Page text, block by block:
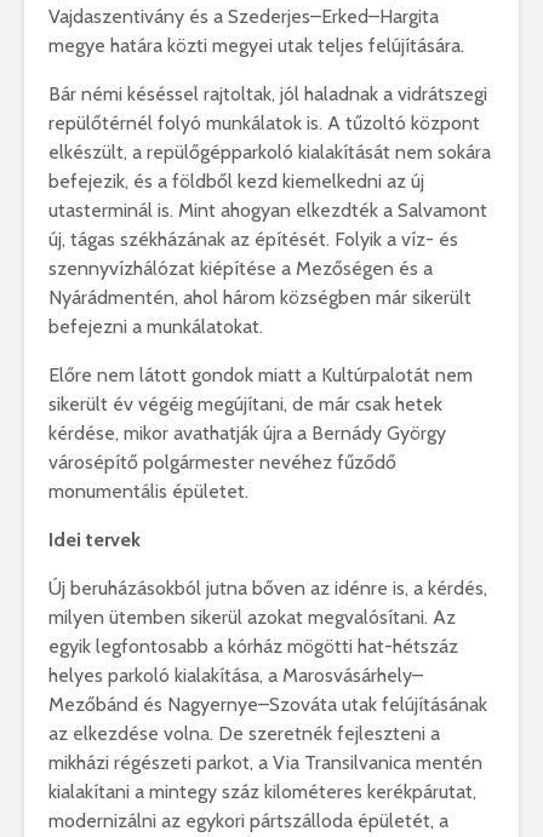
Vajdaszentivány és a Szederjes–Erked–Hargita
megye határa közti megyei utak teljes felújítására.
Bár némi késéssel rajtoltak, jól haladnak a vidrátszegi
repülőtérnél folyó munkálatok is. A tűzoltó központ
elkészült, a repülőgépparkoló kialakítását nem sokára
befejezik, és a földből kezd kiemelkedni az új
utasterminál is. Mint ahogyan elkezdték a Salvamont
új, tágas székházának az építését. Folyik a víz- és
szennyvízhálózat kiépítése a Mezőségen és a
Nyárádmentén, ahol három községben már sikerült
befejezni a munkálatokat.
Előre nem látott gondok miatt a Kultúrpalotát nem
sikerült év végéig megújítani, de már csak hetek
kérdése, mikor avathatják újra a Bernády György
városépítő polgármester nevéhez fűződő
monumentális épületet.
Idei tervek
Új beruházásokból jutna bőven az idénre is, a kérdés,
milyen ütemben sikerül azokat megvalósítani. Az
egyik legfontosabb a kórház mögötti hat-hétszáz
helyes parkoló kialakítása, a Marosvásárhely–
Mezőbánd és Nagyernye–Szováta utak felújításának
az elkezdése volna. De szeretnék fejleszteni a
mikházi régészeti parkot, a Via Transilvanica mentén
kialakítani a mintegy száz kilométeres kerékpárutat,
modernizálni az egykori pártszálloda épületét, a